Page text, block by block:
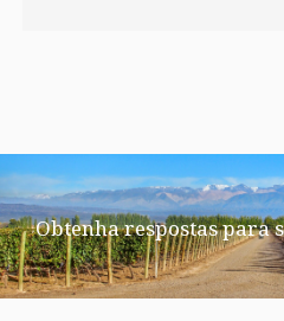
Obtenha respostas para